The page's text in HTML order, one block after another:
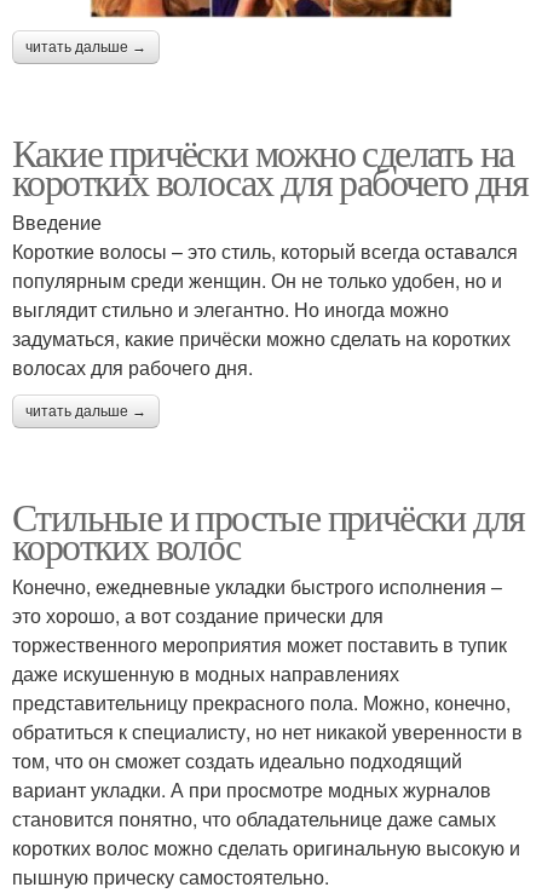
читать дальше →
Какие причёски можно сделать на
коротких волосах для рабочего дня
Введение
Короткие волосы – это стиль, который всегда оставался
популярным среди женщин. Он не только удобен, но и
выглядит стильно и элегантно. Но иногда можно
задуматься, какие причёски можно сделать на коротких
волосах для рабочего дня.
читать дальше →
Стильные и простые причёски для
коротких волос
Конечно, ежедневные укладки быстрого исполнения –
это хорошо, а вот создание прически для
торжественного мероприятия может поставить в тупик
даже искушенную в модных направлениях
представительницу прекрасного пола. Можно, конечно,
обратиться к специалисту, но нет никакой уверенности в
том, что он сможет создать идеально подходящий
вариант укладки. А при просмотре модных журналов
становится понятно, что обладательнице даже самых
коротких волос можно сделать оригинальную высокую и
пышную прическу самостоятельно.